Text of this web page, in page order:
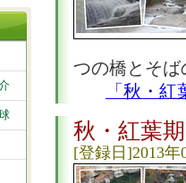
つの橋とそば
「秋・
秋・紅葉
[登録日]2013年